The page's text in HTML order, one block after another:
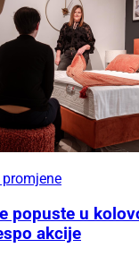
promjene
popuste u
akcije